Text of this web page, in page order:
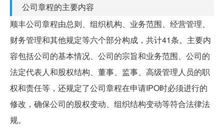
公司章程的主要内容
顺丰公司章程由总则、组织机构、业务范围、经营管理、
财务管理和其他规定等六个部分构成，共计41条。主要内
容包括公司的基本情况、公司的宗旨和业务范围、公司的
法定代表人和股权结构、董事、监事、高级管理人员的职
权和责任等，还规定了公司章程在申请IPO时必须进行的
修改，确保公司的股权变动、组织结构变动等符合法律法
规。